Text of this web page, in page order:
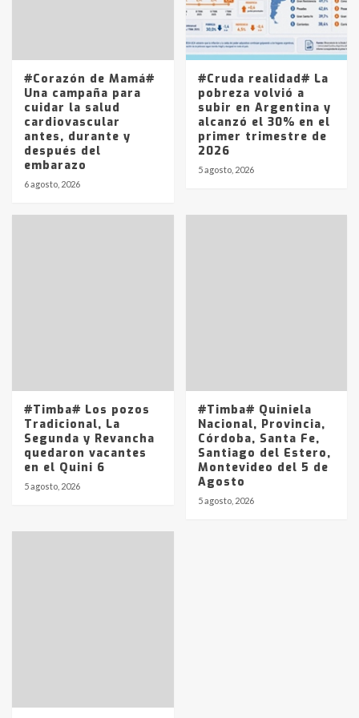
Los precios de los combustibles en
La Pampa, desde YPF hasta Axion
entre 857 a 1338 pesos
#Corazón de Mamá#
Una campaña para
cuidar la salud
cardiovascular
antes, durante y
después del
embarazo
6 agosto, 2026
#Cruda realidad# La
pobreza volvió a
subir en Argentina y
alcanzó el 30% en el
primer trimestre de
2026
5 agosto, 2026
#Timba# Los pozos
Tradicional, La
Segunda y Revancha
quedaron vacantes
en el Quini 6
5 agosto, 2026
#Timba# Quiniela
Nacional, Provincia,
Córdoba, Santa Fe,
Santiago del Estero,
Montevideo del 5 de
Agosto
5 agosto, 2026